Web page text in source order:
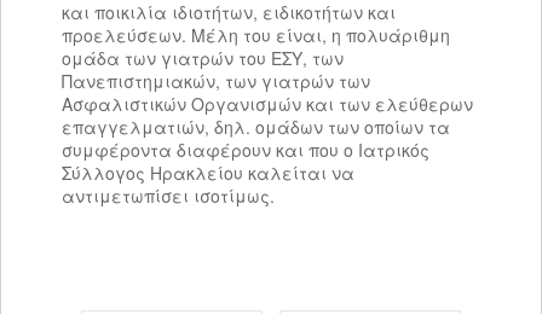
και ποικιλία ιδιοτήτων, ειδικοτήτων και
προελεύσεων. Μέλη του είναι, η πολυάριθμη
ομάδα των γιατρών του ΕΣΥ, των
Πανεπιστημιακών, των γιατρών των
Ασφαλιστικών Οργανισμών και των ελεύθερων
επαγγελματιών, δηλ. ομάδων των οποίων τα
συμφέροντα διαφέρουν και που ο Ιατρικός
Σύλλογος Ηρακλείου καλείται να
αντιμετωπίσει ισοτίμως.